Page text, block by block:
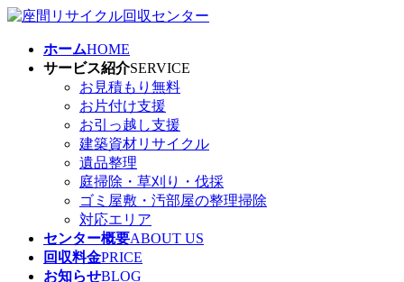
コ
ナ
ホームHOME
サービス紹介SERVICE
お見積もり無料
お片付け支援
お引っ越し支援
建築資材リサイクル
遺品整理
庭掃除・草刈り・伐採
ゴミ屋敷・汚部屋の整理掃除
対応エリア
センター概要ABOUT US
回収料金PRICE
お知らせBLOG